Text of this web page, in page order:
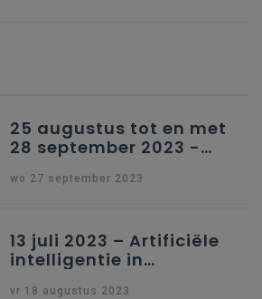
25 augustus tot en met
28 september 2023 -
wo 27 september 2023
13 juli 2023 – Artificiële
intelligentie in
vr 18 augustus 2023